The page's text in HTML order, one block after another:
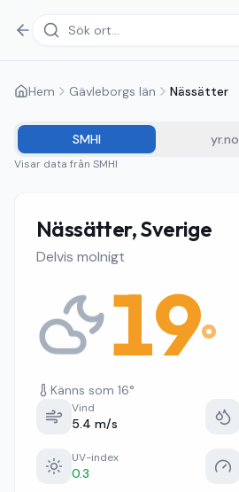
Hem Gävleborgs län Nässätter
SMHI yr.no
Visar data från SMHI
Nässätter, Sverige
Delvis molnigt
19°
Känns som 16°
Vind
5.4 m/s
UV-index
0.3